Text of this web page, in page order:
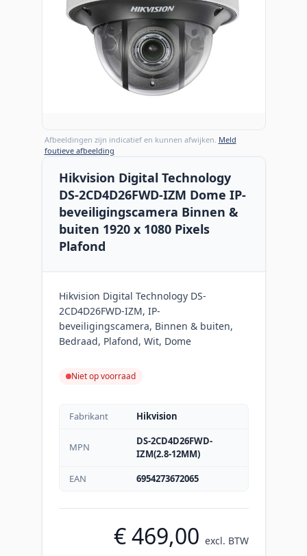
Afbeeldingen zijn indicatief en kunnen afwijken. Meld
foutieve afbeelding
Hikvision Digital Technology
DS-2CD4D26FWD-IZM Dome IP-
beveiligingscamera Binnen &
buiten 1920 x 1080 Pixels
Plafond
Hikvision Digital Technology DS-
2CD4D26FWD-IZM, IP-
beveiligingscamera, Binnen & buiten,
Bedraad, Plafond, Wit, Dome
Niet op voorraad
Fabrikant Hikvision
MPN
DS-2CD4D26FWD-
IZM(2.8-12MM)
EAN
6954273672065
€ 469,00 excl. BTW